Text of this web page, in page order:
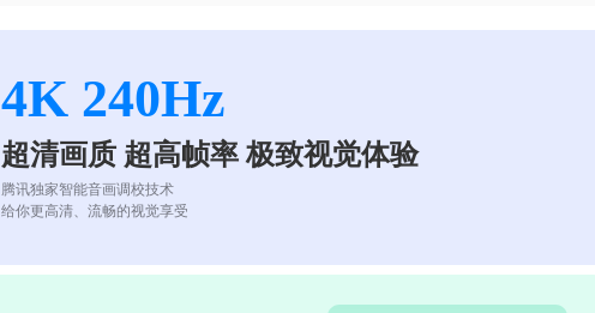
4K 240Hz
超清画质 超高帧率 极致视觉体验
腾讯独家智能音画调校技术
给你更高清、流畅的视觉享受